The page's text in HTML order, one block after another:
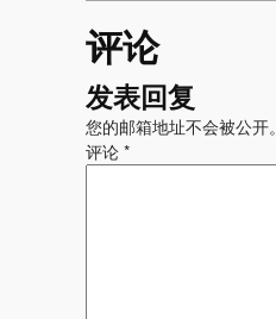
评论
发表回复
您的邮箱地址不会被公开。
评论 *